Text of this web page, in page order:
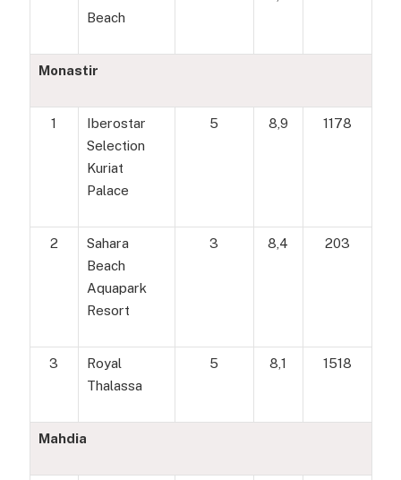
Beach
Monastir
1
Iberostar
Selection
Kuriat
Palace
5 8,9 1178
2
Sahara
Beach
Aquapark
Resort
3 8,4 203
3
Royal
Thalassa
5 8,1 1518
Mahdia